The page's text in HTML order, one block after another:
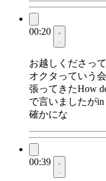
00:20
お越しくださっ
オクタっていう
張ってきたHow
で言いましたが
確かにな
00:39